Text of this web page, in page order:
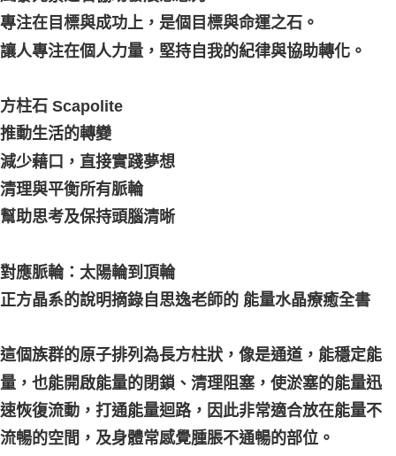
每筆NT$80，滿NT$3,000(含以上)免運費
付款後門市自取
專注在目標與成功上，是個目標與命運之石。
讓人專注在個人力量，堅持自我的紀律與協助轉化。
方柱石 Scapolite
推動生活的轉變
減少藉口，直接實踐夢想
清理與平衡所有脈輪
幫助思考及保持頭腦清晰
對應脈輪：太陽輪到頂輪
正方晶系的說明摘錄自思逸老師的 能量水晶療癒全書
這個族群的原子排列為長方柱狀，像是通道，能穩定能
量，也能開啟能量的閉鎖、清理阻塞，使淤塞的能量迅
速恢復流動，打通能量迴路，因此非常適合放在能量不
流暢的空間，及身體常感覺腫脹不通暢的部位。